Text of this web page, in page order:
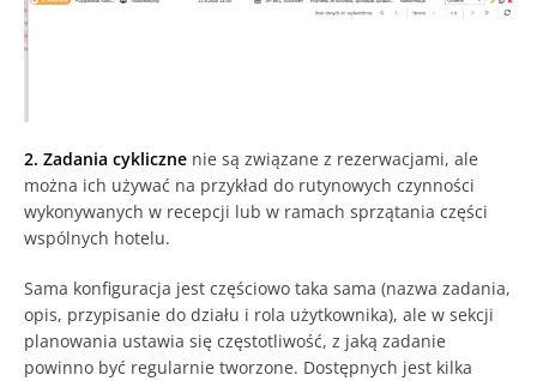
2. Zadania cykliczne nie są związane z rezerwacjami, ale
można ich używać na przykład do rutynowych czynności
wykonywanych w recepcji lub w ramach sprzątania części
wspólnych hotelu.
Sama konfiguracja jest częściowo taka sama (nazwa zadania,
opis, przypisanie do działu i rola użytkownika), ale w sekcji
planowania ustawia się częstotliwość, z jaką zadanie
powinno być regularnie tworzone. Dostępnych jest kilka